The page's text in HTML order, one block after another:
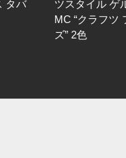
タバ
ツスタイル ゲ
MC “クラフツ
ズ” 2色